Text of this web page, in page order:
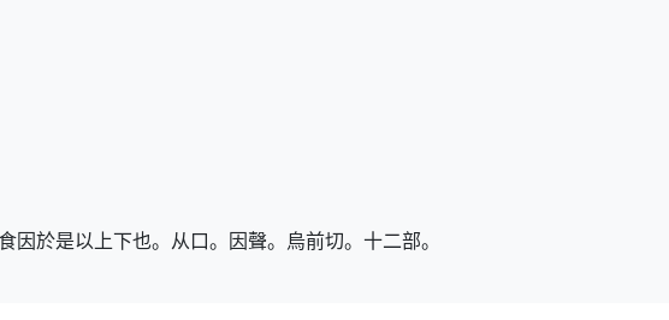
因於是以上下也。从口。因聲。烏前切。十二部。